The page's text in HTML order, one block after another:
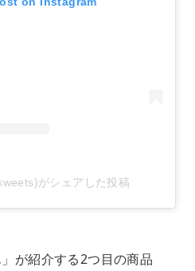
がシェアした投稿
が紹介する2つ目の商品